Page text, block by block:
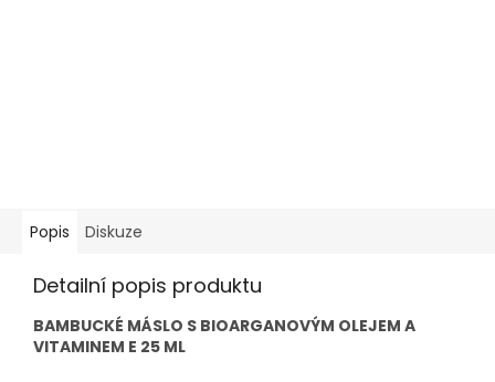
Popis Diskuze
Detailní popis produktu
BAMBUCKÉ MÁSLO S BIOARGANOVÝM OLEJEM A
VITAMINEM E 25 ML